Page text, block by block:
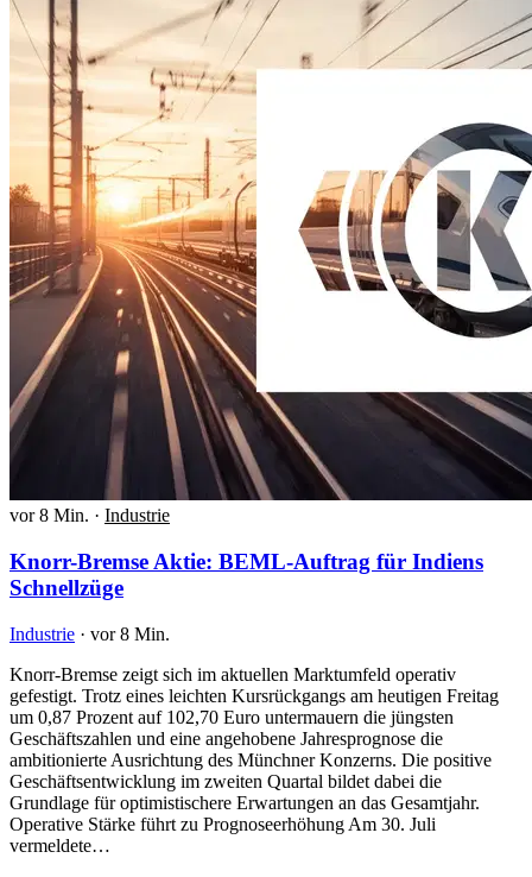
vor 8 Min. · Industrie
Knorr-Bremse Aktie: BEML-Auftrag für Indiens
Schnellzüge
Industrie · vor 8 Min.
Knorr-Bremse zeigt sich im aktuellen Marktumfeld operativ
gefestigt. Trotz eines leichten Kursrückgangs am heutigen Freitag
um 0,87 Prozent auf 102,70 Euro untermauern die jüngsten
Geschäftszahlen und eine angehobene Jahresprognose die
ambitionierte Ausrichtung des Münchner Konzerns. Die positive
Geschäftsentwicklung im zweiten Quartal bildet dabei die
Grundlage für optimistischere Erwartungen an das Gesamtjahr.
Operative Stärke führt zu Prognoseerhöhung Am 30. Juli
vermeldete…